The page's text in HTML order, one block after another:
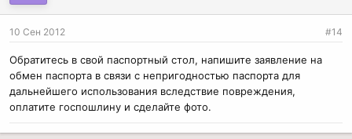
10 Сен 2012 #14
Обратитесь в свой паспортный стол, напишите заявление на
обмен паспорта в связи с непригодностью паспорта для
дальнейшего использования вследствие повреждения,
оплатите госпошлину и сделайте фото.